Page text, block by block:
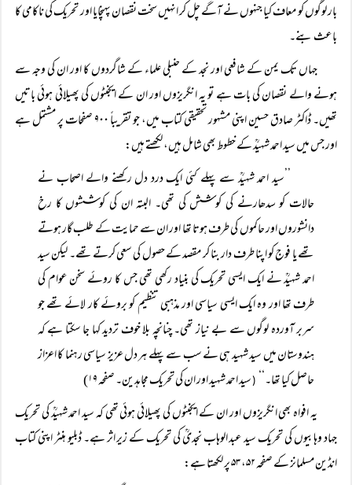
بار لوگوں کو معاف کیا جنہوں نے آگے چل کر انہیں سخت نقصان پہنچایا اور تحریک کی ناکامی کا
باعث بنے۔
جہاں تک یمن کے شافعی اور نجد کے حنبلی علماء کے شاگردوں کا اور ان کی وجہ سے
ہونے والے نقصان کی بات ہے تو یہ انگریزوں اور ان کے ایجنٹوں کی پھیلائی ہوئی باتیں
تھیں۔ ڈاکٹر صادق حسین اپنی مشہور تحقیقی کتاب میں، جو تقریباً ۹۰۰ صفحات پر مشتمل ہے
اور جس میں سید احمد شہیدؒ کے خطوط بھی شامل ہیں، لکھتے ہیں:
’’سید احمد شہیدؒ سے پہلے کئی ایک درد دل رکھنے والے اصحاب نے
حالات کو سدھارنے کی کوشش کی تھی۔ البتہ ان کی کوششوں کا رخ
دانشوروں اور حاکموں کی طرف ہوتا تھا اور ان سے حمایت کے طلب گار ہوتے
تھے یا فوج کو اپنا طرف دار بنا کر مقصد کے حصول کی سعی کرتے تھے۔ لیکن سید
احمد شہیدؒ نے ایک ایسی تحریک کی بنیاد رکھی تھی جس کا روئے سخن عوام کی
طرف تھا اور وہ ایک ایسی سیاسی اور مذہبی تنظیم کو بروئے کار لائے تھے جو
سربر آوردہ لوگوں سے بے نیاز تھی۔ چنانچہ بلا خوف تردید کہا جا سکتا ہے کہ
ہندوستان میں سید شہید ہی نے سب سے پہلے ہر دل عزیز سیاسی رہنما کا اعزاز
حاصل کیا تھا۔‘‘
(سید احمد شہید اور ان کی تحریک مجاہدین۔ صفحہ ۱۹)
یہ افواہ بھی انگریزوں اور ان کے ایجنٹوں کی پھیلائی ہوئی تھی کہ سید احمد شہیدؒ کی تحریک
جہاد وہابیوں کی تحریک سید عبد الوہاب نجدیؒ کی تحریک کے زیر اثر ہے۔ ڈبلیو ہنٹر اپنی کتاب
انڈین مسلمانز کے صفحہ ۵۲، ۵۳ پر لکھتا ہے: